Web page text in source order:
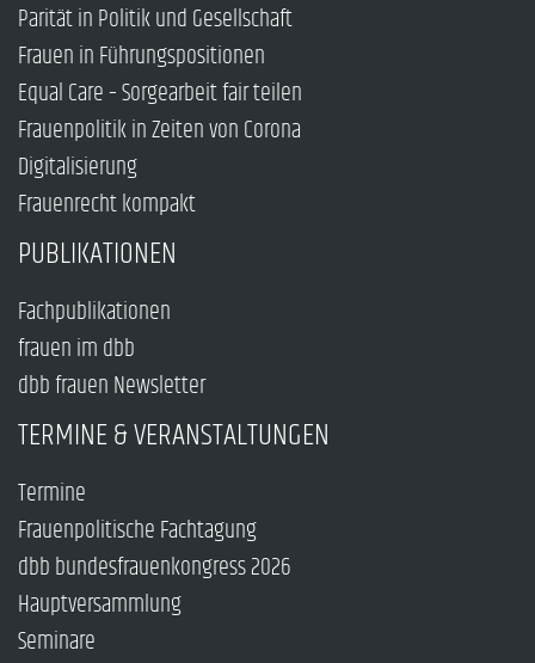
Parität in Politik und Gesellschaft
Frauen in Führungspositionen
Equal Care – Sorgearbeit fair teilen
Frauenpolitik in Zeiten von Corona
Digitalisierung
Frauenrecht kompakt
PUBLIKATIONEN
Fachpublikationen
frauen im dbb
dbb frauen Newsletter
TERMINE & VERANSTALTUNGEN
Termine
Frauenpolitische Fachtagung
dbb bundesfrauenkongress 2026
Hauptversammlung
Seminare